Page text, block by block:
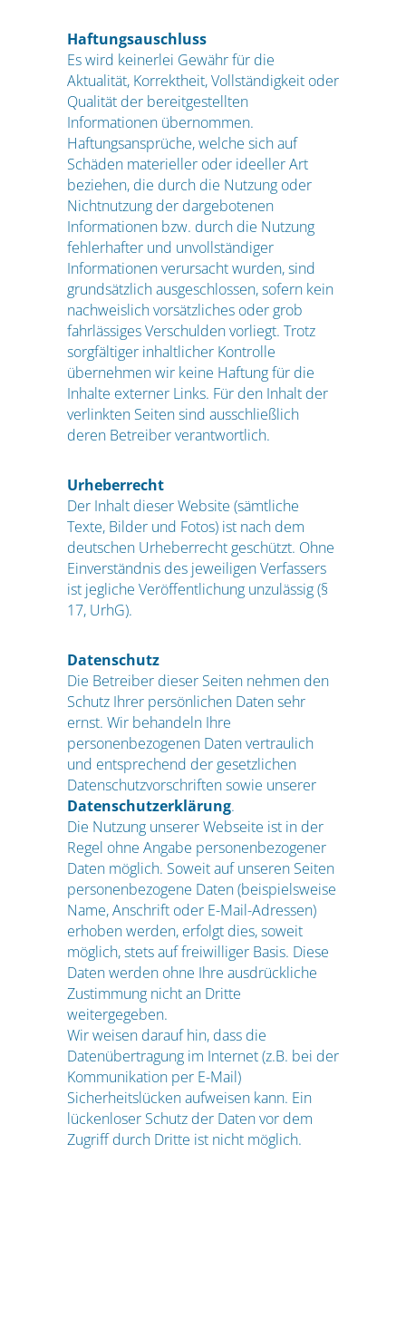
Haftungsauschluss
Es wird keinerlei Gewähr für die
Aktualität, Korrektheit, Vollständigkeit oder
Qualität der bereitgestellten
Informationen übernommen.
Haftungsansprüche, welche sich auf
Schäden materieller oder ideeller Art
beziehen, die durch die Nutzung oder
Nichtnutzung der dargebotenen
Informationen bzw. durch die Nutzung
fehlerhafter und unvollständiger
Informationen verursacht wurden, sind
grundsätzlich ausgeschlossen, sofern kein
nachweislich vorsätzliches oder grob
fahrlässiges Verschulden vorliegt. Trotz
sorgfältiger inhaltlicher Kontrolle
übernehmen wir keine Haftung für die
Inhalte externer Links. Für den Inhalt der
verlinkten Seiten sind ausschließlich
deren Betreiber verantwortlich.
Urheberrecht
Der Inhalt dieser Website (sämtliche
Texte, Bilder und Fotos) ist nach dem
deutschen Urheberrecht geschützt. Ohne
Einverständnis des jeweiligen Verfassers
ist jegliche Veröffentlichung unzulässig (§
17, UrhG).
Datenschutz
Die Betreiber dieser Seiten nehmen den
Schutz Ihrer persönlichen Daten sehr
ernst. Wir behandeln Ihre
personenbezogenen Daten vertraulich
und entsprechend der gesetzlichen
Datenschutzvorschriften sowie unserer
Datenschutzerklärung.
Die Nutzung unserer Webseite ist in der
Regel ohne Angabe personenbezogener
Daten möglich. Soweit auf unseren Seiten
personenbezogene Daten (beispielsweise
Name, Anschrift oder E-Mail-Adressen)
erhoben werden, erfolgt dies, soweit
möglich, stets auf freiwilliger Basis. Diese
Daten werden ohne Ihre ausdrückliche
Zustimmung nicht an Dritte
weitergegeben.
Wir weisen darauf hin, dass die
Datenübertragung im Internet (z.B. bei der
Kommunikation per E-Mail)
Sicherheitslücken aufweisen kann. Ein
lückenloser Schutz der Daten vor dem
Zugriff durch Dritte ist nicht möglich.